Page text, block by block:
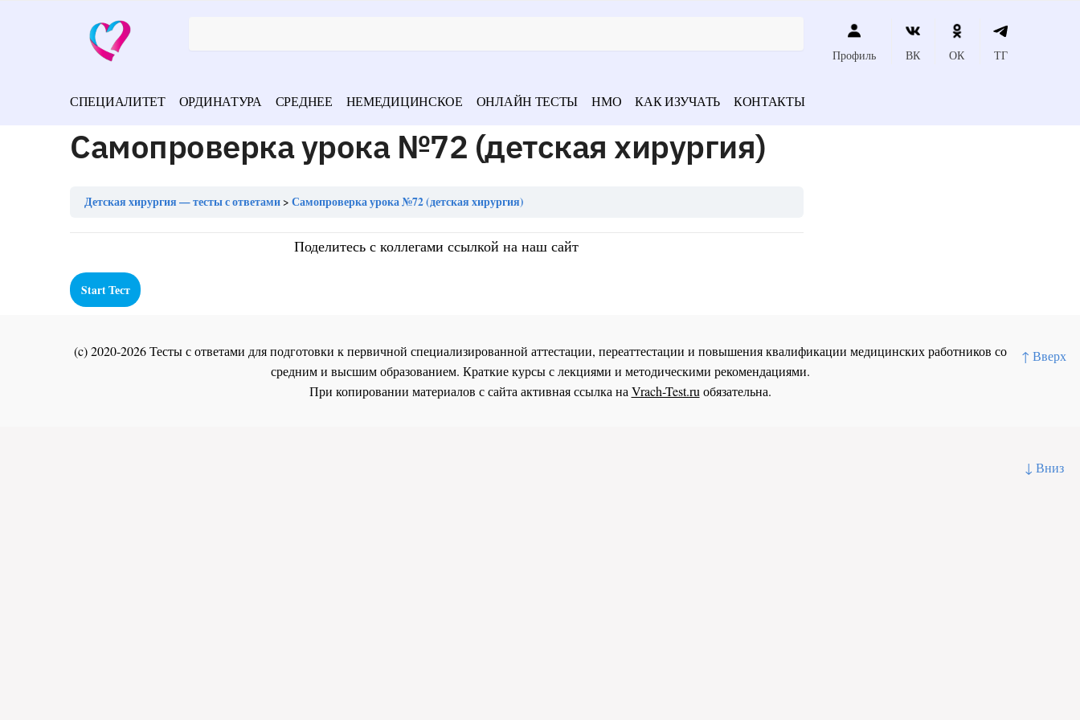
↑ Вверх
↓ Вниз
Профиль ВК ОК ТГ
СПЕЦИАЛИТЕТ ОРДИНАТУРА СРЕДНЕЕ НЕМЕДИЦИНСКОЕ ОНЛАЙН ТЕСТЫ НМО КАК ИЗУЧАТЬ КОНТАКТЫ
Самопроверка урока №72 (детская хирургия)
Детская хирургия — тесты с ответами Самопроверка урока №72 (детская хирургия)
Поделитесь с коллегами ссылкой на наш сайт
(c) 2020-2026 Тесты с ответами для подготовки к первичной специализированной аттестации, переаттестации и повышения квалификации медицинских работников со
средним и высшим образованием. Краткие курсы с лекциями и методическими рекомендациями.
При копировании материалов с сайта активная ссылка на Vrach-Test.ru обязательна.